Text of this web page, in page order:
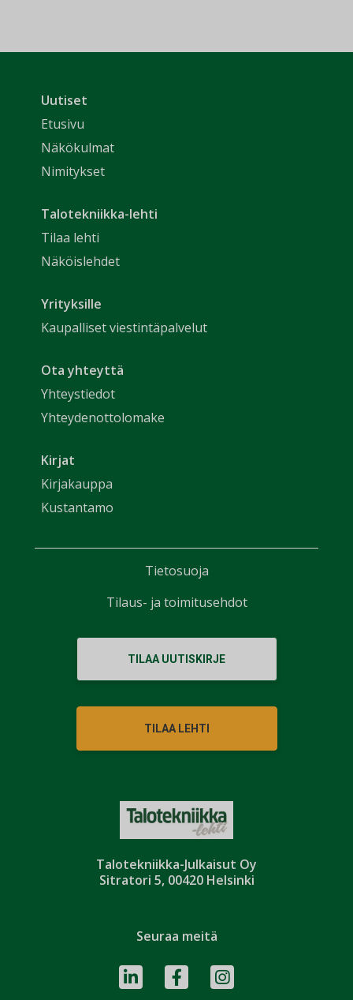
Talotekniikka-Julkaisut Oy
Sitratori 5, 00420 Helsinki
Uutiset
Etusivu
Näkökulmat
Nimitykset
Talotekniikka-lehti
Tilaa lehti
Näköislehdet
Yrityksille
Kaupalliset viestintäpalvelut
Ota yhteyttä
Yhteystiedot
Yhteydenottolomake
Kirjat
Kirjakauppa
Kustantamo
TILAA UUTISKIRJE
TILAA LEHTI
Seuraa meitä
Tietosuoja
Tilaus- ja toimitusehdot